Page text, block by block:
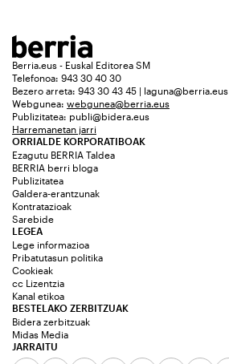
Berria.eus - Euskal Editorea SM
Telefonoa: 943 30 40 30
Bezero arreta: 943 30 43 45 | laguna@berria.eus
Webgunea: webgunea@berria.eus
Publizitatea: publi@bidera.eus
Harremanetan jarri
ORRIALDE KORPORATIBOAK
Ezagutu BERRIA Taldea
BERRIA berri bloga
Publizitatea
Galdera-erantzunak
Kontratazioak
Sarebide
JARRAITU
LEGEA
Lege informazioa
Pribatutasun politika
Cookieak
cc Lizentzia
Kanal etikoa
BESTELAKO ZERBITZUAK
Bidera zerbitzuak
Midas Media